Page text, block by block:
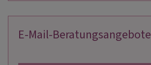
E-Mail-Beratungsangebote